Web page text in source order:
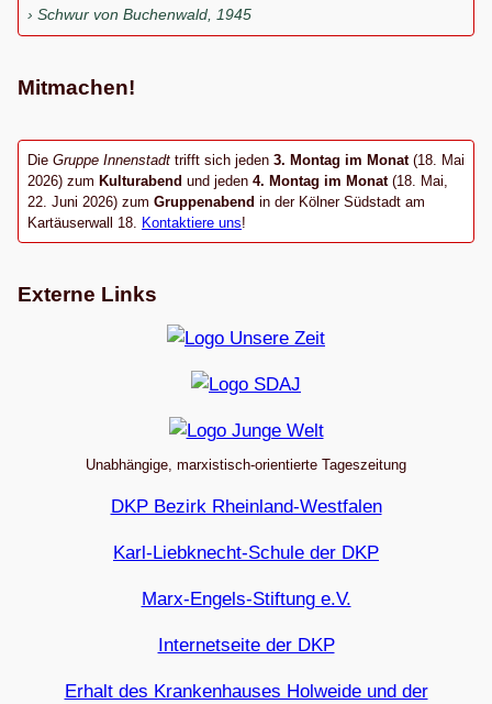
Schwur von Buchenwald, 1945
Mitmachen!
Die Gruppe Innenstadt trifft sich jeden 3. Montag im Monat (18. Mai
2026) zum Kulturabend und jeden 4. Montag im Monat(18. Mai,
22. Juni 2026) zum Gruppenabend in der Kölner Südstadt am
Kartäuserwall 18. Kontaktiere uns!
Externe Links
Unabhängige, marxistisch-orientierte Tageszeitung
DKP Bezirk Rheinland-Westfalen
Karl-Liebknecht-Schule der DKP
Marx-Engels-Stiftung e.V.
Internetseite der DKP
Erhalt des Krankenhauses Holweide und der